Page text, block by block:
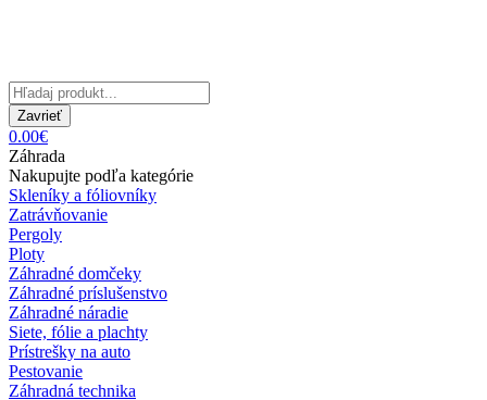
Zavrieť
0.00€
Záhrada
Nakupujte podľa kategórie
Skleníky a fóliovníky
Zatrávňovanie
Pergoly
Ploty
Záhradné domčeky
Záhradné príslušenstvo
Záhradné náradie
Siete, fólie a plachty
Prístrešky na auto
Pestovanie
Záhradná technika